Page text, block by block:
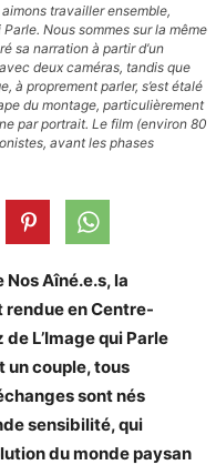
travailler ensemble,
Nous sommes sur la même
sa narration à partir d’un
deux caméras, tandis que
à proprement parler, s’est étalé
du montage, particulièrement
par portrait. Le film (environ 80
avant les phases
Aîné.e.s, la
rendue en Centre-
L’Image qui Parle
un couple, tous
sont nés
sensibilité, qui
du monde paysan